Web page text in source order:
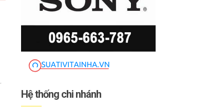
Hệ thống chi nhánh